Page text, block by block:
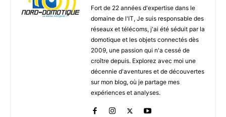
Fort de 22 années d'expertise dans le
domaine de l'IT, Je suis responsable des
réseaux et télécoms, j'ai été séduit par la
domotique et les objets connectés dès
2009, une passion qui n'a cessé de
croître depuis. Explorez avec moi une
décennie d'aventures et de découvertes
sur mon blog, où je partage mes
expériences et analyses.